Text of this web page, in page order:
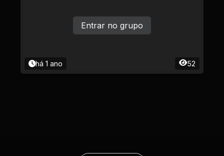
há 1 ano 52
Entrar no grupo